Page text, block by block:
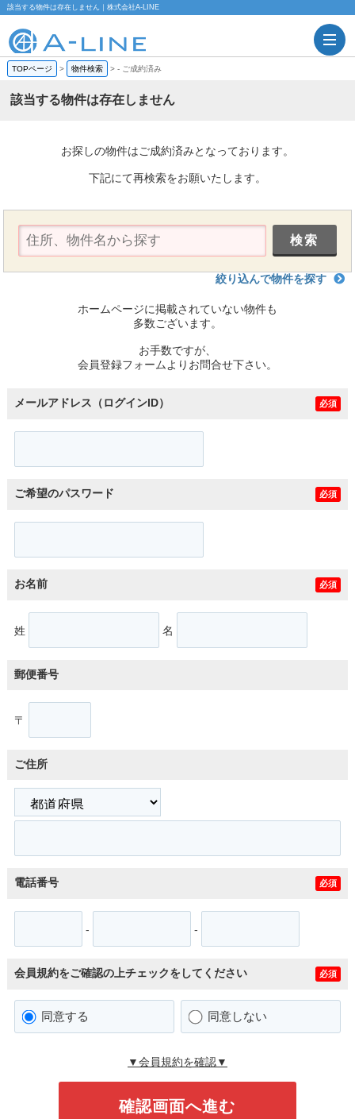
該当する物件は存在しません｜株式会社A-LINE
TOPページ > 物件検索 >- ご成約済み
該当する物件は存在しません
お探しの物件はご成約済みとなっております。
下記にて再検索をお願いたします。
絞り込んで物件を探す
ホームページに掲載されていない物件も
多数ございます。
お手数ですが、
会員登録フォームよりお問合せ下さい。
メールアドレス（ログインID） 必須
ご希望のパスワード 必須
お名前 必須
姓 名
郵便番号
〒
ご住所
電話番号 必須
- -
会員規約をご確認の上チェックをしてください 必須
同意する 同意しない
▼会員規約を確認▼